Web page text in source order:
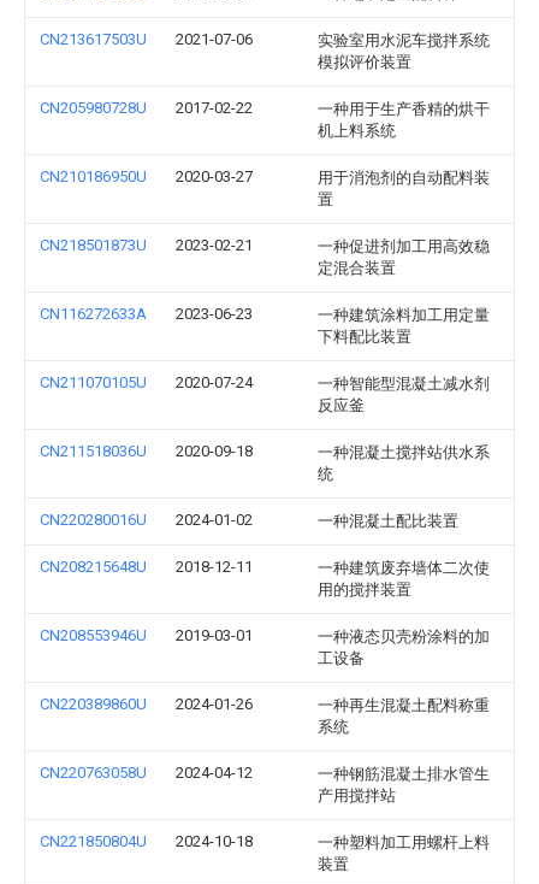
CN213617503U 2021-07-06
实验室用水泥车搅拌系统
模拟评价装置
CN205980728U 2017-02-22
一种用于生产香精的烘干
机上料系统
CN210186950U 2020-03-27
用于消泡剂的自动配料装
置
CN218501873U 2023-02-21
一种促进剂加工用高效稳
定混合装置
CN116272633A 2023-06-23
一种建筑涂料加工用定量
下料配比装置
CN211070105U 2020-07-24
一种智能型混凝土减水剂
反应釜
CN211518036U 2020-09-18
一种混凝土搅拌站供水系
统
CN220280016U 2024-01-02 一种混凝土配比装置
CN208215648U 2018-12-11
一种建筑废弃墙体二次使
用的搅拌装置
CN208553946U 2019-03-01
一种液态贝壳粉涂料的加
工设备
CN220389860U 2024-01-26
一种再生混凝土配料称重
系统
CN220763058U 2024-04-12
一种钢筋混凝土排水管生
产用搅拌站
CN221850804U 2024-10-18
一种塑料加工用螺杆上料
装置